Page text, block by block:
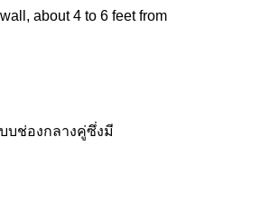
about 4 to 6 feet from
บช่องกลางคู่ซึ่งมี